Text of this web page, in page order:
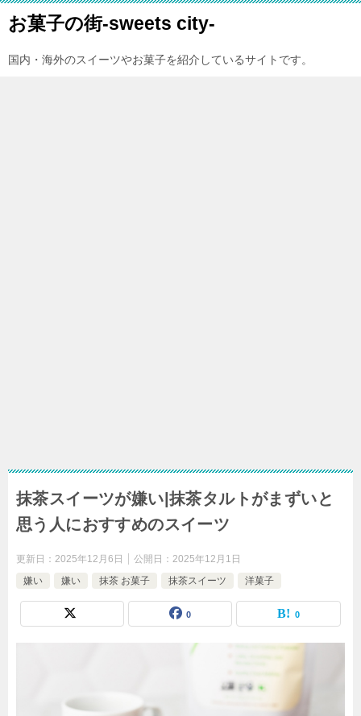
お菓子の街-sweets city-
国内・海外のスイーツやお菓子を紹介しているサイトです。
抹茶スイーツが嫌い|抹茶タルトがまずいと
思う人におすすめのスイーツ
更新日： 2025年12月6日 公開日： 2025年12月1日
嫌い
嫌い 抹茶 お菓子 抹茶スイーツ 洋菓子
0 0